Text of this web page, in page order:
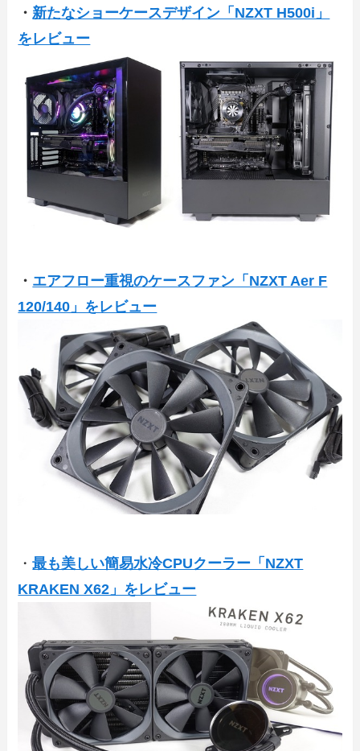
・ 新たなショーケースデザイン「NZXT H500i」
をレビュー
・ エアフロー重視のケースファン「NZXT Aer F
120/140」をレビュー
・最も美しい簡易水冷CPUクーラー「NZXT
KRAKEN X62」をレビュー